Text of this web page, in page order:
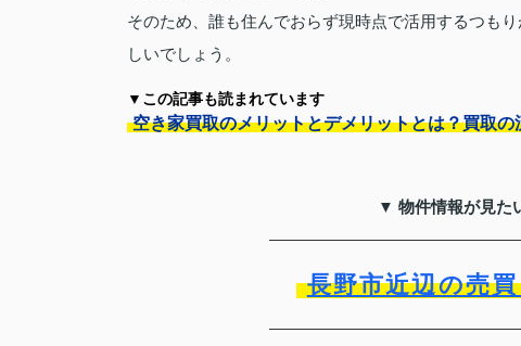
そのため、誰も住んでおらず現時点で活用するつも
しいでしょう。
▼この記事も読まれています
空き家買取のメリットとデメリットとは？買取の
▼ 物件情報が見た
長野市近辺の売